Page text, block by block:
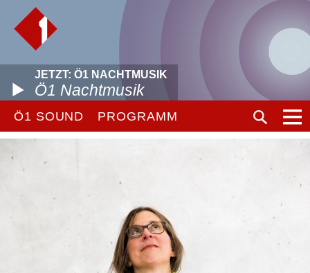
JETZT: Ö1 NACHTMUSIK
Ö1 Nachtmusik
Ö1 SOUND PROGRAMM